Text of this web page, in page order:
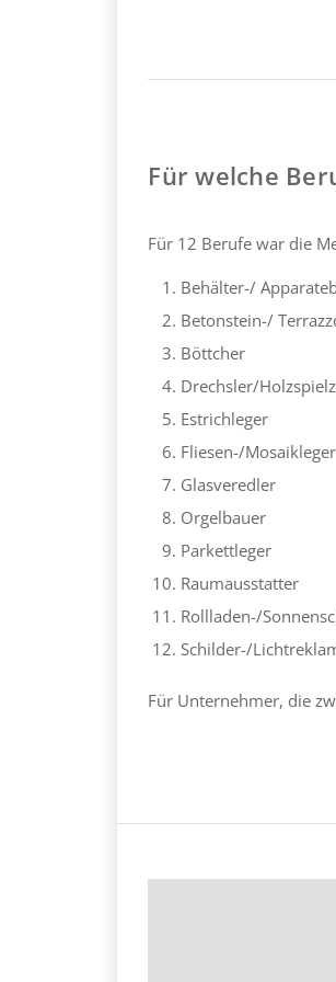
Für welche
Für 12 Berufe war die
Behälter-/
Betonstein-/
Böttcher
Drechsler/
Estrichleger
Fliesen-/Mosaikleger
Glasveredler
Orgelbauer
Parkettleger
Raumausstatter
Rollladen-/
Schilder-/
Für Unternehmer, die